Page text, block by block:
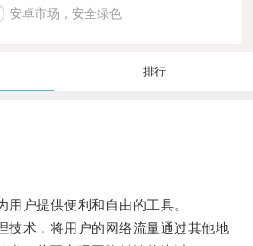
安卓市场，安全绿色
排行
户提供便利和自由的工具。
术，将用户的网络流量通过其他地